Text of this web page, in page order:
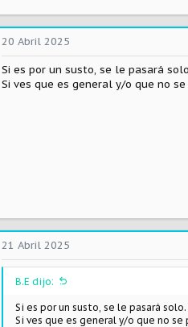
20 Abril 2025
Si es por un susto, se le pasará
Si ves que es general y/o que no
21 Abril 2025
B.E dijo:
Si es por un susto, se le pasará
Si ves que es general y/o que no